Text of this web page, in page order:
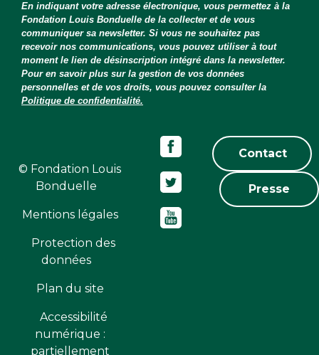
En indiquant votre adresse électronique, vous permettez à la
Fondation Louis Bonduelle de la collecter et de vous
communiquer sa newsletter. Si vous ne souhaitez pas
recevoir nos communications, vous pouvez utiliser à tout
moment le lien de désinscription intégré dans la newsletter.
Pour en savoir plus sur la gestion de vos données
personnelles et de vos droits, vous pouvez consulter la
Politique de confidentialité.
© Fondation Louis
Bonduelle
Mentions légales
Protection des
données
Plan du site
Accessibilité
numérique :
partiellement
Contact
Presse